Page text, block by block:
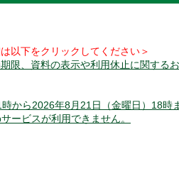
以下をクリックしてください＞
限、資料の表示や利用休止に関する
から2026年8月21日（金曜日）18時
ービスが利用できません。